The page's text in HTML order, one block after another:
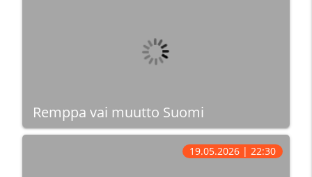
Remppa vai muutto Suomi
19.05.2026 | 22:30